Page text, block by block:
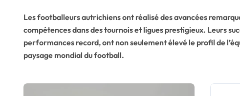
Les footballeurs autrichiens ont réalisé des avancées
compétences dans des tournois et ligues prestigieux. Leurs
performances record, ont non seulement élevé le profil de
paysage mondial du football.